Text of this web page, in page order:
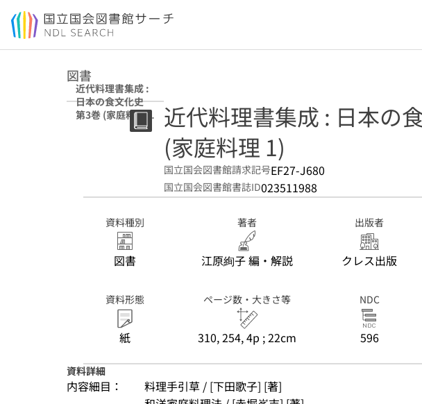
本文へ移動
図書
近代料理書集成 :
日本の食文化史
第3巻 (家庭料理
近代料理書集成 : 日本の
(家庭料理 1)
国立国会図書館請求記号EF27-J680
国立国会図書館書誌ID023511988
資料種別
図書
著者
江原絢子 編・解説
出版者
クレス出版
資料形態
紙
ページ数・大きさ等
310, 254, 4p ; 22cm
NDC
596
資料詳細
内容細目：
料理手引草 / [下田歌子] [著]